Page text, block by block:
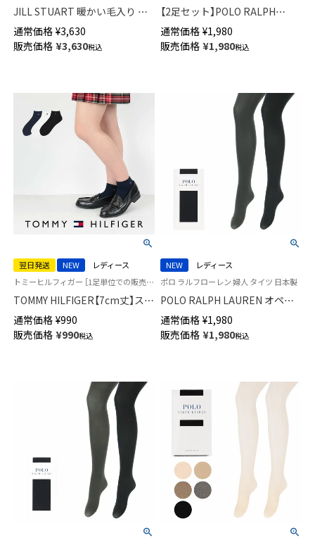
JILL STUART 暖かい毛入り バ
ルキー ケーブルタイツ かかと
付き 後ろヒップマチ付き レデ
ィース 01050531
通常価格 ¥3,630
販売価格 ¥3,630税込
【2足セット】POLO RALPH
LAUREN スタジオバイザシーベ
ア ポロベア オーガニックコッ
トン混 ショート丈 ソックス メ
通常価格 ¥1,980
販売価格 ¥1,980税込
翌日発送 NEW
レディース
トミーヒルフィガー ［1足単位での販売です］ 制服 学校
TOMMY HILFIGER【7cm丈】スク
ールソックス ワンポイント 両
面刺繍 レディース ショート丈
ソックス 【365日最短翌日発送】
通常価格 ¥990
販売価格 ¥990税込
NEW
レディース
ポロ ラルフローレン 婦人 タイツ 日本製
POLO RALPH LAUREN オペイ
クタイツ 80デニール JJMサイズ
大きいサイズ パンティ部 切替
マチ付き シルクプロテイン加工
通常価格 ¥1,980
販売価格 ¥1,980税込